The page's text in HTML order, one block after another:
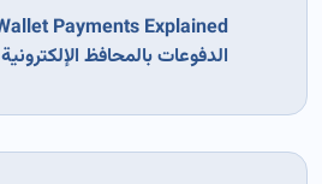
الدفوعات بالمحافظ الإلكترونية